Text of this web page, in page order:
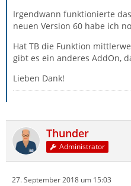
Irgendwann funktionierte
neuen Version 60 habe ich
Hat TB die Funktion
gibt es ein anderes AddOn,
Lieben Dank!
Thunder
Administrator
27. September 2018 um 15:03